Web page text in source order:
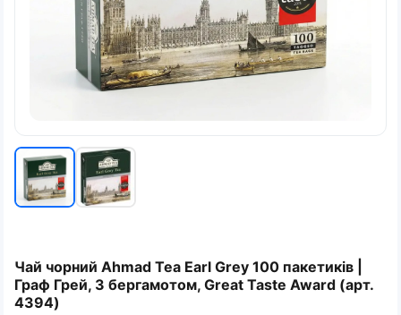
Чай чорний Ahmad Tea Earl Grey 100 пакетиків |
Граф Грей, З бергамотом, Great Taste Award (арт.
4394)